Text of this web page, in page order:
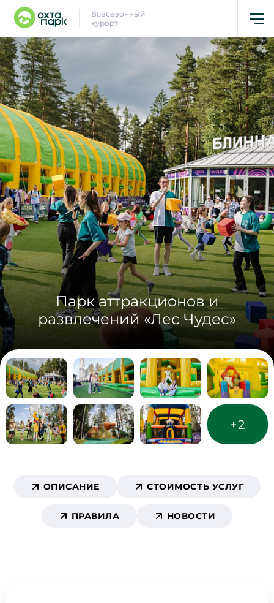
Всесезонный
курорт
Парк аттракционов и
развлечений «Лес Чудес»
+2
ОПИСАНИЕ СТОИМОСТЬ УСЛУГ
ПРАВИЛА НОВОСТИ